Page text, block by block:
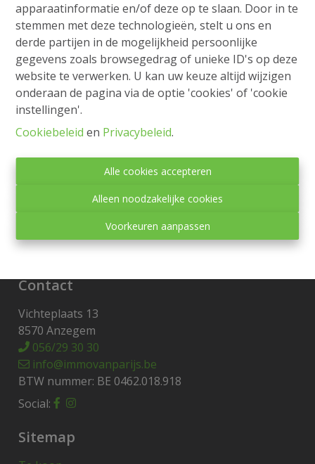
apparaatinformatie en/of deze op te slaan. Door in te
stemmen met deze technologieën, stelt u ons en
derde partijen in de mogelijkheid persoonlijke
gegevens zoals browsegedrag of unieke ID's op deze
website te verwerken. U kan uw keuze altijd wijzigen
onderaan de pagina via de optie 'cookies' of 'cookie
instellingen'.
Cookiebeleid en Privacybeleid.
Alle cookies accepteren
Alleen noodzakelijke cookies
Voorkeuren aanpassen
Toezichthoudende autoriteit:
Beroepsinstituut van Vastgoedmakelaars,
Luxemburgstraat 16 B te 1000 Brussel.
Privacy statement-Disclaimer
Contact
Vichteplaats 13
8570 Anzegem
056/29 30 30
info@immovanparijs.be
BTW nummer: BE 0462.018.918
Social:
Sitemap